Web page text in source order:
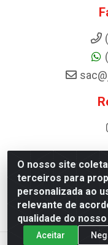
O nosso site
terceiros para
personalizada ao
relevante de
qualidade do
Aceitar
Distribuidora de
km 87 -